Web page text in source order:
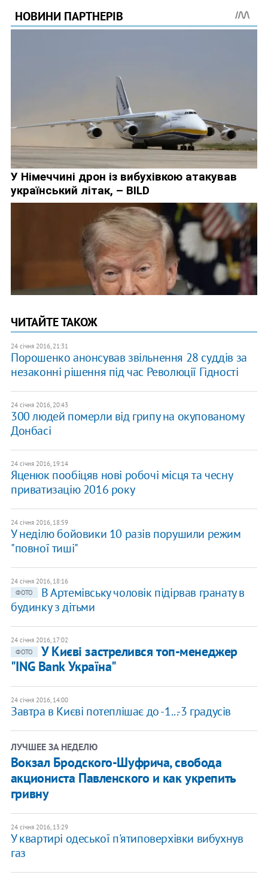
ЧИТАЙТЕ ТАКОЖ
24 січня 2016, 21:31
Порошенко анонсував звільнення 28 суддів за
незаконні рішення під час Революції Гідності
24 січня 2016, 20:43
300 людей померли від грипу на окупованому
Донбасі
24 січня 2016, 19:14
Яценюк пообіцяв нові робочі місця та чесну
приватизацію 2016 року
24 січня 2016, 18:59
У неділю бойовики 10 разів порушили режим
"повної тиші"
24 січня 2016, 18:16
ФОТО
В Артемівську чоловік підірвав гранату в
будинку з дітьми
24 січня 2016, 17:02
ФОТО
У Києві застрелився топ-менеджер
"ING Bank Україна"
24 січня 2016, 14:00
Завтра в Києві потеплішає до -1...-3 градусів
ЛУЧШЕЕ ЗА НЕДЕЛЮ
Вокзал Бродского-Шуфрича, свобода
акциониста Павленского и как укрепить
гривну
24 січня 2016, 13:29
У квартирі одеської п'ятиповерхівки вибухнув
газ